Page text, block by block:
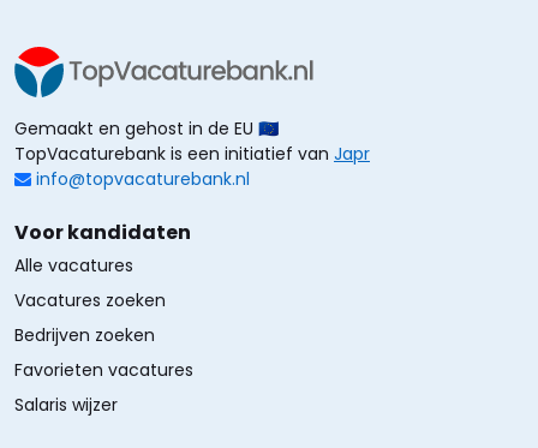
Gemaakt en gehost in de EU 🇪🇺
TopVacaturebank is een initiatief van Japr
info@topvacaturebank.nl
Voor kandidaten
Alle vacatures
Vacatures zoeken
Bedrijven zoeken
Favorieten vacatures
Salaris wijzer